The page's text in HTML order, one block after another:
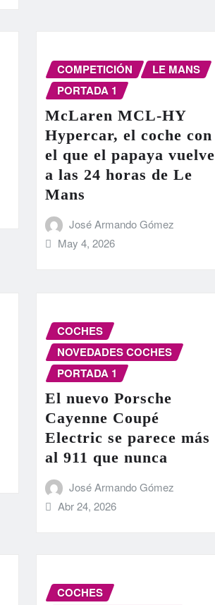
COMPETICIÓN
LE MANS
PORTADA 1
McLaren MCL-HY
Hypercar, el coche con
el que el papaya vuelve
a las 24 horas de Le
Mans
José Armando Gómez
May 4, 2026
COCHES
NOVEDADES COCHES
PORTADA 1
El nuevo Porsche
Cayenne Coupé
Electric se parece más
al 911 que nunca
José Armando Gómez
Abr 24, 2026
COCHES